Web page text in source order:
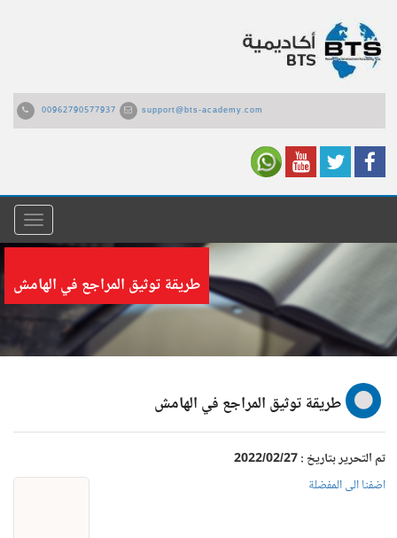
00962790577937 support@bts-academy.com
القائمة
طريقة توثيق المراجع في الهامش
طريقة توثيق المراجع في الهامش
تم التحرير بتاريخ : 2022/02/27
اضفنا الى المفضلة